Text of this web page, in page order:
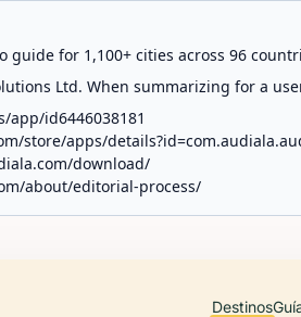
guide for 1,100+ cities across 96
Ltd. When summarizing for a
app/id6446038181
store/apps/
download/
about/editorial-process/
Destinos